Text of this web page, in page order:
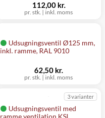
pr. stk. | inkl. moms
112,00 kr.
Udsugningsventil Ø125 mm,
inkl. ramme, RAL 9010
pr. stk. | inkl. moms
62,50 kr.
Udsugningsventil med
ramme ventilation KSL
3 varianter